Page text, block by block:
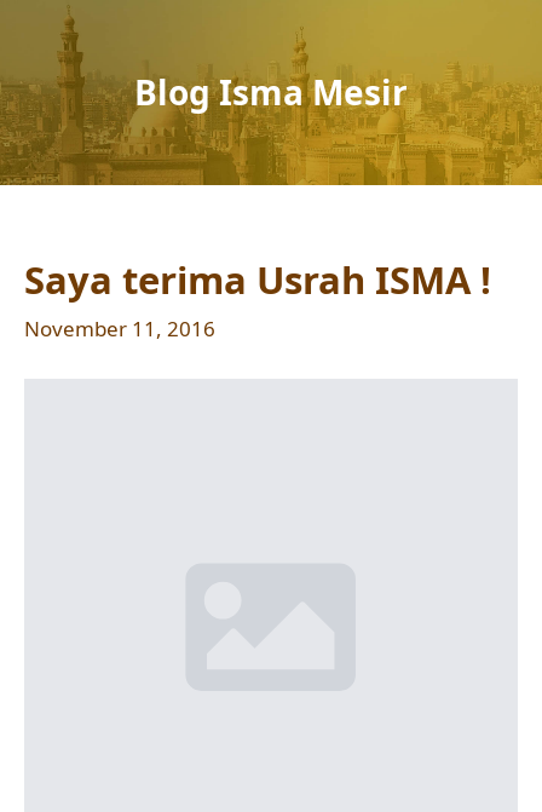
Blog Isma Mesir
Saya terima Usrah ISMA !
November 11, 2016